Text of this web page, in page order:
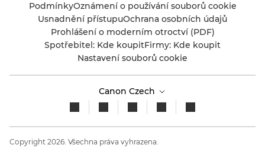
PodmínkyOznámení o používání souborů cookie
Usnadnění přístupuOchrana osobních údajů
Prohlášení o moderním otroctví (PDF)
Spotřebitel: Kde koupitFirmy: Kde koupit
Nastavení souborů cookie
Canon Czech
Copyright 2026. Všechna práva vyhrazena.